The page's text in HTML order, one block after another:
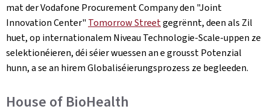
mat der Vodafone Procurement Company den "Joint
Innovation Center" Tomorrow Streetgegrënnt, deen als Zil
huet, op internationalem Niveau Technologie-Scale-uppen ze
selektionéieren, déi séier wuessen an e grousst Potenzial
hunn, a se an hirem Globaliséierungsprozess ze begleeden.
House of BioHealth